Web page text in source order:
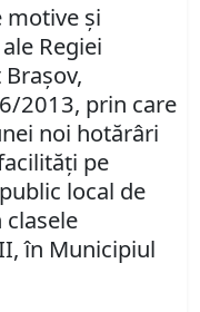
motive şi
Regiei
2013, prin care
noi hotărâri
pe
local de
în Municipiul